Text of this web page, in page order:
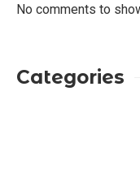
No comments to
Categories